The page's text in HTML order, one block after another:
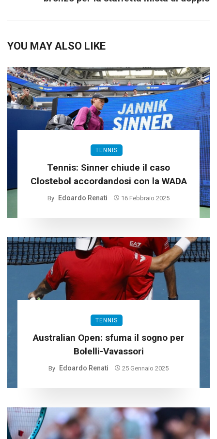
YOU MAY ALSO LIKE
TENNIS
Tennis: Sinner chiude il caso
Clostebol accordandosi con la WADA
By Edoardo Renati 16 Febbraio 2025
TENNIS
Australian Open: sfuma il sogno per
Bolelli-Vavassori
By Edoardo Renati 25 Gennaio 2025